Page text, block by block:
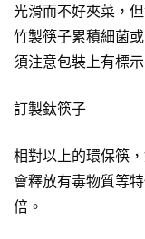
光滑而不好夾菜，
竹製筷子累積細菌
須注意包裝上有標
訂製鈦筷子
相對以上的環保筷
會釋放有毒物質等
倍。